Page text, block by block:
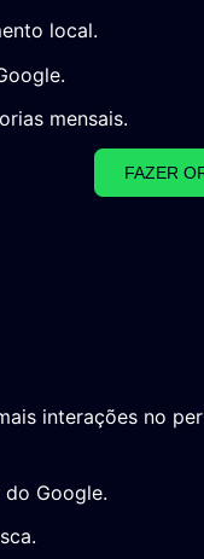
local.
mensais.
FAZER
interações no
Google.